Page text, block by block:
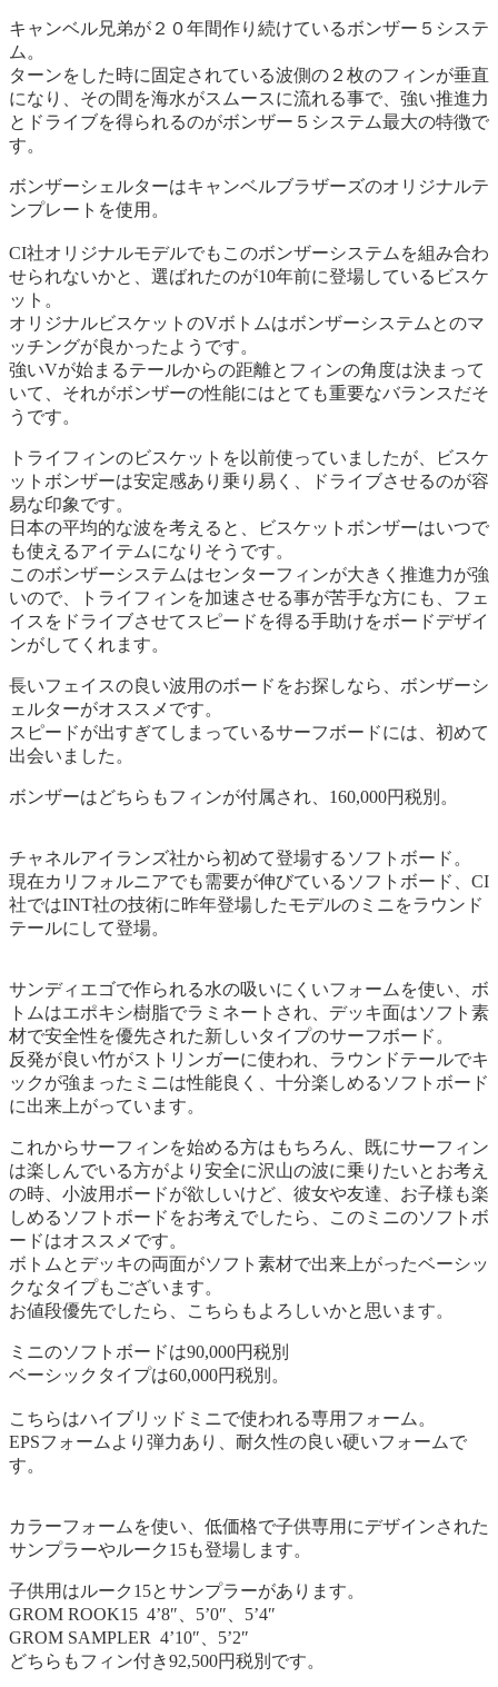
キャンベル兄弟が２０年間作り続けているボンザー５システ
ム。
ターンをした時に固定されている波側の２枚のフィンが垂直
になり、その間を海水がスムースに流れる事で、強い推進力
とドライブを得られるのがボンザー５システム最大の特徴で
す。
ボンザーシェルターはキャンベルブラザーズのオリジナルテ
ンプレートを使用。
CI社オリジナルモデルでもこのボンザーシステムを組み合わ
せられないかと、選ばれたのが10年前に登場しているビスケ
ット。
オリジナルビスケットのVボトムはボンザーシステムとのマ
ッチングが良かったようです。
強いVが始まるテールからの距離とフィンの角度は決まって
いて、それがボンザーの性能にはとても重要なバランスだそ
うです。
トライフィンのビスケットを以前使っていましたが、ビスケ
ットボンザーは安定感あり乗り易く、ドライブさせるのが容
易な印象です。
日本の平均的な波を考えると、ビスケットボンザーはいつで
も使えるアイテムになりそうです。
このボンザーシステムはセンターフィンが大きく推進力が強
いので、トライフィンを加速させる事が苦手な方にも、フェ
イスをドライブさせてスピードを得る手助けをボードデザイ
ンがしてくれます。
長いフェイスの良い波用のボードをお探しなら、ボンザーシ
ェルターがオススメです。
スピードが出すぎてしまっているサーフボードには、初めて
出会いました。
ボンザーはどちらもフィンが付属され、160,000円税別。
チャネルアイランズ社から初めて登場するソフトボード。
現在カリフォルニアでも需要が伸びているソフトボード、CI
社ではINT社の技術に昨年登場したモデルのミニをラウンド
テールにして登場。
サンディエゴで作られる水の吸いにくいフォームを使い、ボ
トムはエポキシ樹脂でラミネートされ、デッキ面はソフト素
材で安全性を優先された新しいタイプのサーフボード。
反発が良い竹がストリンガーに使われ、ラウンドテールでキ
ックが強まったミニは性能良く、十分楽しめるソフトボード
に出来上がっています。
これからサーフィンを始める方はもちろん、既にサーフィン
は楽しんでいる方がより安全に沢山の波に乗りたいとお考え
の時、小波用ボードが欲しいけど、彼女や友達、お子様も楽
しめるソフトボードをお考えでしたら、このミニのソフトボ
ードはオススメです。
ボトムとデッキの両面がソフト素材で出来上がったベーシッ
クなタイプもございます。
お値段優先でしたら、こちらもよろしいかと思います。
ミニのソフトボードは90,000円税別
ベーシックタイプは60,000円税別。
こちらはハイブリッドミニで使われる専用フォーム。
EPSフォームより弾力あり、耐久性の良い硬いフォームで
す。
カラーフォームを使い、低価格で子供専用にデザインされた
サンプラーやルーク15も登場します。
子供用はルーク15とサンプラーがあります。
GROM ROOK15 4’8″、5’0″、5’4″
GROM SAMPLER 4’10″、5’2″
どちらもフィン付き92,500円税別です。